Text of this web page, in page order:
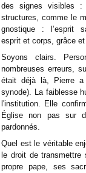
des signes visibles :
structures, comme le
gnostique : l’esprit
esprit et corps, grâce
Soyons clairs.
nombreuses erreurs,
était déjà là, Pierre
synode). La faiblesse
l'institution. Elle
Église non pas sur
pardonnés.
Quel est le véritable
le droit de
propre pape, ses